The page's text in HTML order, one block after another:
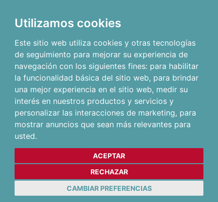
Utilizamos cookies
Este sitio web utiliza cookies y otras tecnologías
de seguimiento para mejorar su experiencia de
navegación con los siguientes fines: para habilitar
la funcionalidad básica del sitio web, para brindar
una mejor experiencia en el sitio web, medir su
interés en nuestros productos y servicios y
personalizar las interacciones de marketing, para
mostrar anuncios que sean más relevantes para
usted.
ACEPTAR
RECHAZAR
CAMBIAR PREFERENCIAS